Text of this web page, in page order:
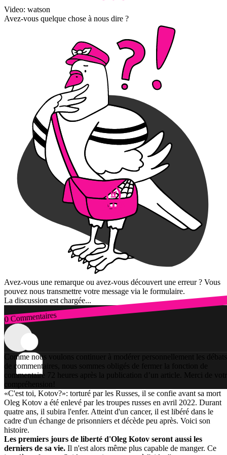
Video: watson
Avez-vous quelque chose à nous dire ?
Avez-vous une remarque ou avez-vous découvert une erreur ? Vous
pouvez nous transmettre votre message via le formulaire.
La discussion est chargée...
0 Commentaires
Connexion
Comme nous voulons continuer à modérer personnellement les débats
de commentaires, nous sommes obligés de fermer la fonction de
commentaire 72 heures après la publication d’un article. Merci de
compréhension!
«C'est toi, Kotov?»: torturé par les Russes, il se confie avant sa mort
Oleg Kotov a été enlevé par les troupes russes en avril 2022. Durant
quatre ans, il subira l'enfer. Atteint d'un cancer, il est libéré dans le
cadre d'un échange de prisonniers et décède peu après. Voici son
histoire.
Les premiers jours de liberté d'Oleg Kotov seront aussi les
derniers de sa vie. Il n'est alors même plus capable de manger. Ce